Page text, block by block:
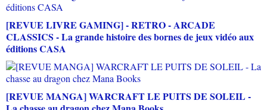
[REVUE LIVRE GAMING] - RETRO - ARCADE
CLASSICS - La grande histoire des bornes de jeux vidéo aux
éditions CASA
[REVUE MANGA] WARCRAFT LE PUITS DE SOLEIL -